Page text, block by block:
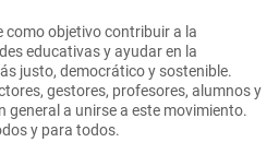
como objetivo contribuir a la
educativas y ayudar en la
justo, democrático y sostenible.
gestores, profesores, alumnos y
general a unirse a este movimiento.
y para todos.